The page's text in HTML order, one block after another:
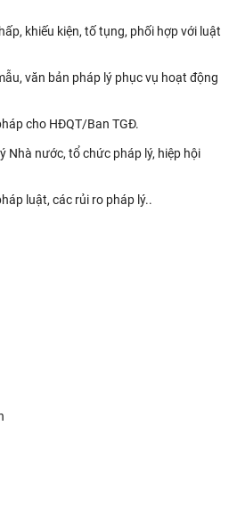
khiếu kiện, tố tụng, phối hợp với luật
văn bản pháp lý phục vụ hoạt động
cho HĐQT/Ban TGĐ.
Nhà nước, tổ chức pháp lý, hiệp hội
luật, các rủi ro pháp lý..